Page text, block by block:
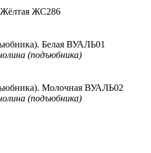
ЖС286
Белая ВУАЛЬ01
(подъюбника)
Молочная ВУАЛЬ02
(подъюбника)